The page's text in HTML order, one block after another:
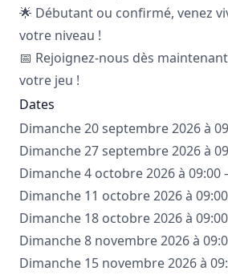
🌟 Débutant ou confirmé, venez
votre niveau !
📅 Rejoignez-nous dès
votre jeu !
Dates
Dimanche 20 septembre 2026 à
Dimanche 27 septembre 2026 à
Dimanche 4 octobre 2026 à 09:00
Dimanche 11 octobre 2026 à
Dimanche 18 octobre 2026 à
Dimanche 8 novembre 2026 à
Dimanche 15 novembre 2026 à